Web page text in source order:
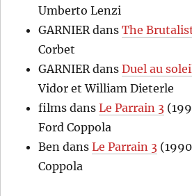
Umberto Lenzi
GARNIER dansThe
Corbet
GARNIER dansDuel au
Vidor et William Dieterle
films dansLe Parrain 3
Ford Coppola
Ben dansLe Parrain 3
Coppola